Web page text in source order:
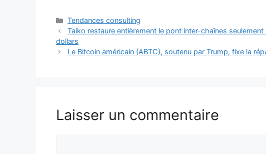
Catégories
Tendances consulting
Taiko restaure entièrement le pont inter-chaînes
dollars
Le Bitcoin américain (ABTC), soutenu par Trump, fixe la
Laisser un commentaire